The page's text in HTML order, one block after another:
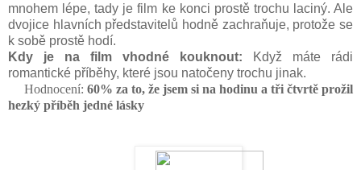
mnohem lépe, tady je film ke konci prostě trochu laciný. Ale
dvojice hlavních představitelů hodně zachraňuje, protože se
k sobě prostě hodí.
Kdy je na film vhodné kouknout: Když máte rádi
romantické příběhy, které jsou natočeny trochu jinak.
Hodnocení: 60% za to, že jsem si na hodinu a tři čtvrtě prožil
hezký příběh jedné lásky